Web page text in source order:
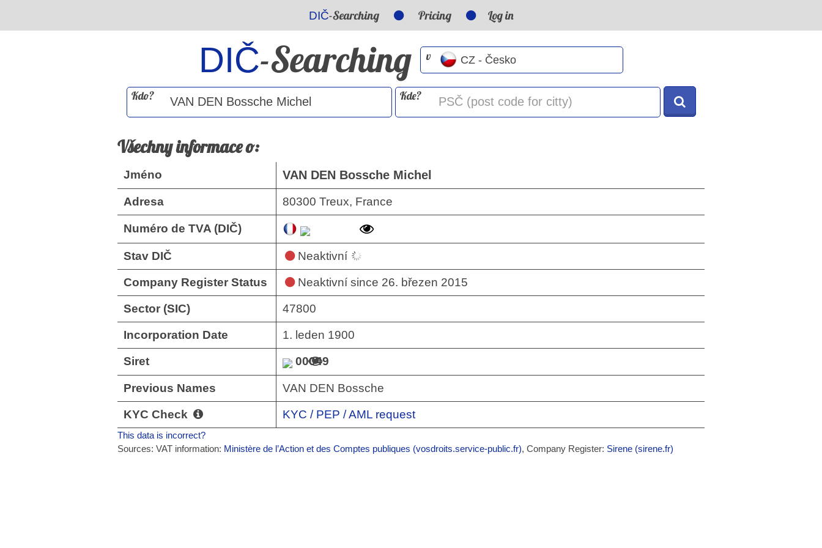
DIČ-Searching Pricing Log in
DIČ-Searching v
Kdo? Kde?
Všechny informace o:
Jméno VAN DEN Bossche Michel
Adresa 80300 Treux, France
Numéro de TVA (DIČ)
Stav DIČ Neaktivní
Company Register Status Neaktivnísince 26. březen 2015
Sector (SIC) 47800
Incorporation Date 1. leden 1900
Siret 00049
Previous Names VAN DEN Bossche
KYC Check KYC / PEP / AML request
This data is incorrect?
Sources: VAT information: Ministère de l’Action et des Comptes publiques (vosdroits.service-public.fr), Company Register: Sirene (sirene.fr)